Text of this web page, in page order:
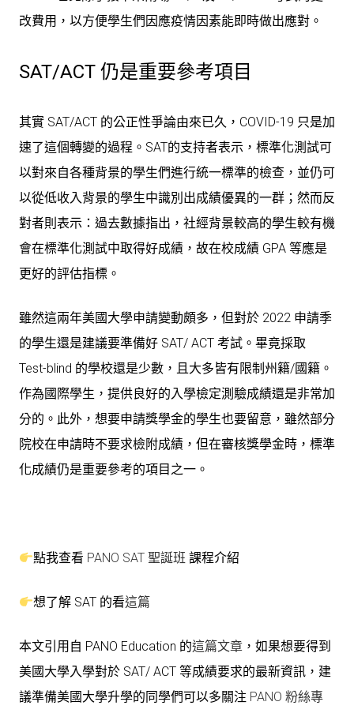
改費用，以方便學生們因應疫情因素能即時做出應對。
SAT/ACT 仍是重要參考項目
其實 SAT/ACT 的公正性爭論由來已久，COVID-19 只是加
速了這個轉變的過程。SAT的支持者表示，標準化測試可
以對來自各種背景的學生們進行統一標準的檢查，並仍可
以從低收入背景的學生中識別出成績優異的一群；然而反
對者則表示：過去數據指出，社經背景較高的學生較有機
會在標準化測試中取得好成績，故在校成績 GPA 等應是
更好的評估指標。
雖然這兩年美國大學申請變動頗多，但對於 2022 申請季
的學生還是建議要準備好 SAT/ ACT 考試。畢竟採取
Test-blind 的學校還是少數，且大多皆有限制州籍/國籍。
作為國際學生，提供良好的入學檢定測驗成績還是非常加
分的。此外，想要申請獎學金的學生也要留意，雖然部分
院校在申請時不要求檢附成績，但在審核獎學金時，標準
化成績仍是重要參考的項目之一。
點我查看 PANO SAT 聖誕班課程介紹
想了解 SAT 的看這篇
本文引用自 PANO Education 的這篇文章 ，如果想要得到
美國大學入學對於 SAT/ ACT 等成績要求的最新資訊，建
議準備美國大學升學的同學們可以多關注 PANO 粉絲專